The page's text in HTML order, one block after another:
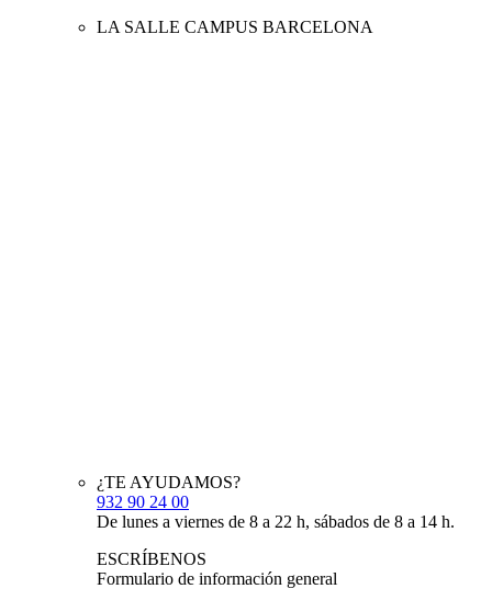
LA SALLE CAMPUS BARCELONA
¿TE AYUDAMOS?
932 90 24 00
De lunes a viernes de 8 a 22 h, sábados de 8 a 14 h.
ESCRÍBENOS
Formulario de información general